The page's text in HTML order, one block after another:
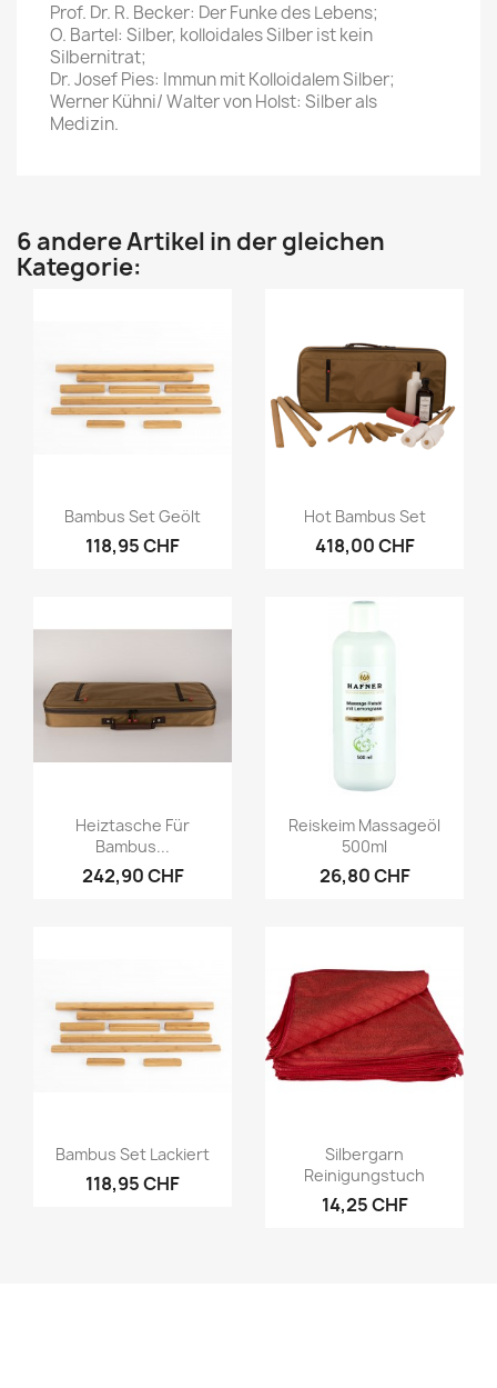
Prof. Dr. R. Becker: Der Funke des Lebens;
O. Bartel: Silber, kolloidales Silber ist kein
Silbernitrat;
Dr. Josef Pies: Immun mit Kolloidalem Silber;
Werner Kühni/ Walter von Holst: Silber als
Medizin.
6 andere Artikel in der gleichen
Kategorie:
Vorschau
Bambus Set Geölt
118,95 CHF
Vorschau
Hot Bambus Set
418,00 CHF
Vorschau
Heiztasche Für
Bambus...
242,90 CHF
Vorschau
Reiskeim Massageöl
500ml
26,80 CHF
Vorschau
Bambus Set Lackiert
118,95 CHF
Vorschau
Silbergarn
Reinigungstuch
14,25 CHF